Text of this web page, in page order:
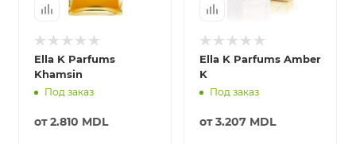
Ella K Parfums
Khamsin
Под заказ
от2.810 MDL
Ella K Parfums Amber
K
Под заказ
от3.207 MDL